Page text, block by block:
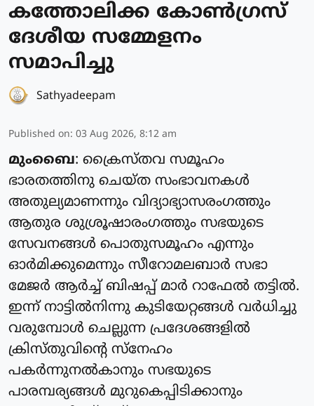
കത്തോലിക്ക കോൺഗ്രസ്
ദേശീയ സമ്മേളനം
സമാപിച്ചു
Sathyadeepam
Published on: 03 Aug 2026, 8:12 am
മുംബൈ: ക്രൈസ്‌തവ സമൂഹം
ഭാരതത്തിനു ചെയ്‌ത സംഭാവനകൾ
അതുല്യമാണന്നും വിദ്യാഭ്യാസരംഗത്തും
ആതുര ശുശ്രൂഷാരംഗത്തും സഭയുടെ
സേവനങ്ങൾ പൊതുസമൂഹം എന്നും
ഓർമിക്കുമെന്നും സീറോമലബാർ സഭാ
മേജർ ആർച്ച് ബിഷപ്പ് മാർ റാഫേൽ തട്ടിൽ.
ഇന്ന് നാട്ടിൽനിന്നു കുടിയേറ്റങ്ങൾ വർധിച്ചു
വരുമ്പോൾ ചെല്ലുന്ന പ്രദേശങ്ങളിൽ
ക്രിസ്തു‌വിൻ്റെ സ്നേഹം
പകർന്നുനൽകാനും സഭയുടെ
പാരമ്പര്യങ്ങൾ മുറുകെപ്പിടിക്കാനും